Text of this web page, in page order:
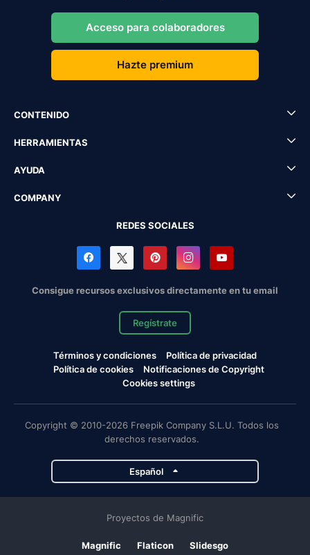
Acceso para colaboradores
Hazte premium
CONTENIDO
HERRAMIENTAS
AYUDA
COMPANY
REDES SOCIALES
Consigue recursos exclusivos directamente en tu email
Regístrate
Términos y condiciones
Política de privacidad
Política de cookies
Notificaciones de Copyright
Cookies settings
Copyright © 2010-2026 Freepik Company S.L.U. Todos los
derechos reservados.
Español
Proyectos de Magnific
Magnific Flaticon Slidesgo